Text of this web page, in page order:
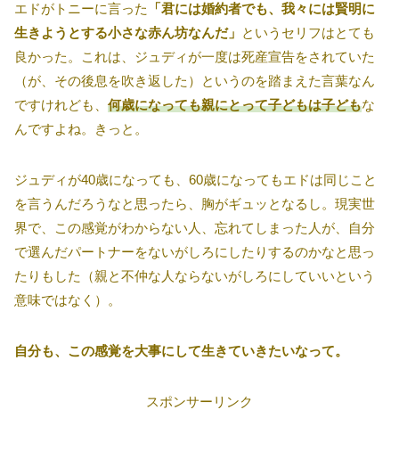
エドがトニーに言った
「君には婚約者でも、我々には賢明に
生きようとする小さな赤ん坊なんだ」 というセリフはとても
良かった。これは、ジュディが一度は死産宣告をされていた
（が、その後息を吹き返した）というのを踏まえた言葉なん
ですけれども、 何歳になっても親にとって子どもは子どもな
んですよね。きっと。
ジュディが40歳になっても、60歳になってもエドは同じこと
を言うんだろうなと思ったら、胸がギュッとなるし。現実世
界で、この感覚がわからない人、忘れてしまった人が、自分
で選んだパートナーをないがしろにしたりするのかなと思っ
たりもした（親と不仲な人ならないがしろにしていいという
意味ではなく）。
自分も、この感覚を大事にして生きていきたいなって。
スポンサーリンク